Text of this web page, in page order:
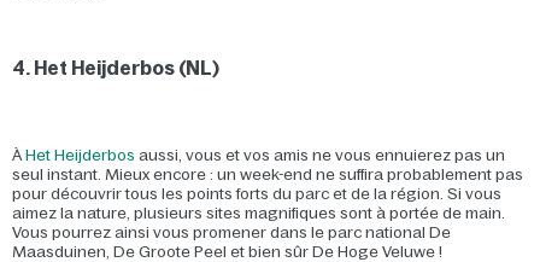
4. Het Heijderbos (NL)
ÀHet Heijderbos aussi, vous et vos amis ne vous ennuierez pas un
seul instant. Mieux encore : un week-end ne suffira probablement pas
pour découvrir tous les points forts du parc et de la région. Si vous
aimez la nature, plusieurs sites magnifiques sont à portée de main.
Vous pourrez ainsi vous promener dans le parc national De
Maasduinen, De Groote Peel et bien sûr De Hoge Veluwe !